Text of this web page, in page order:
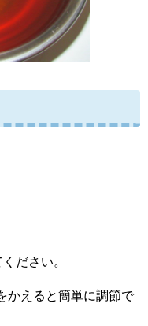
ださい。
かえると簡単に調節で